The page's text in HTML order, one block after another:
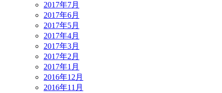
2017年7月
2017年6月
2017年5月
2017年4月
2017年3月
2017年2月
2017年1月
2016年12月
2016年11月